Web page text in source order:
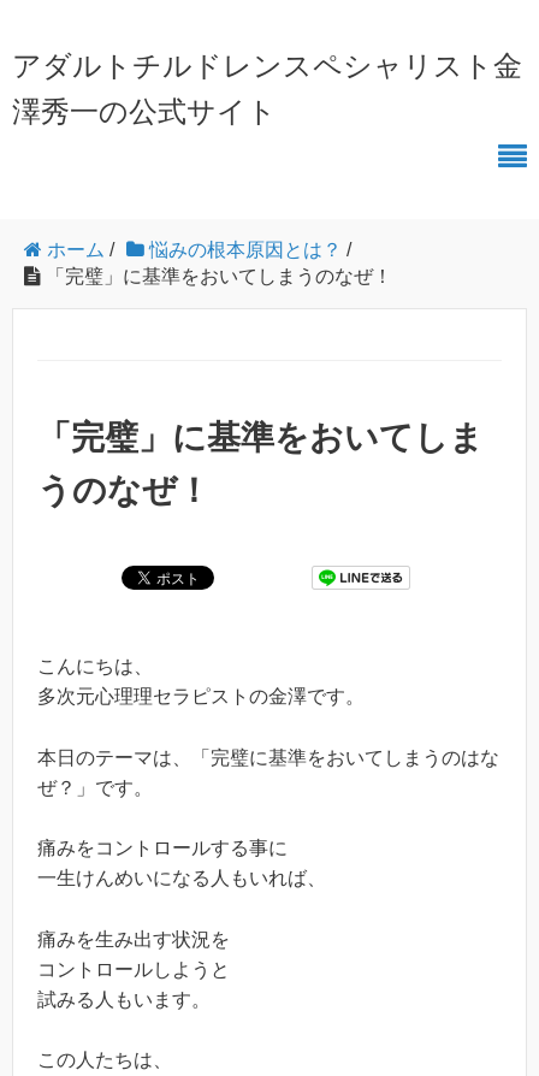
アダルトチルドレンスペシャリスト金
澤秀一の公式サイト
ホーム / 悩みの根本原因とは？ /
「完璧」に基準をおいてしまうのなぜ！
「完璧」に基準をおいてしま
うのなぜ！
こんにちは、
多次元心理理セラピストの金澤です。
本日のテーマは、「完璧に基準をおいてしまうのはな
ぜ？」です。
痛みをコントロールする事に
一生けんめいになる人もいれば、
痛みを生み出す状況を
コントロールしようと
試みる人もいます。
この人たちは、